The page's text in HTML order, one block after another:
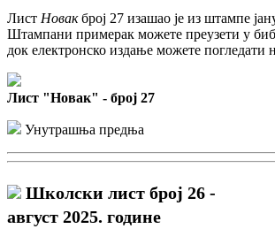
Лист Новакброј 27 изашао је из штампе
Штампани примерак можете преузети у
док електронско издање можете погледати
Лист "Новак" - број 27
Унутрашња предња
Школски лист број 26 -
август 2025. године